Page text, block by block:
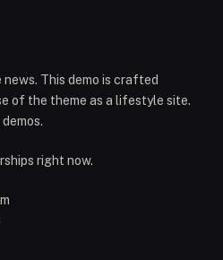
This demo is crafted
of the theme as a lifestyle site.
right now.